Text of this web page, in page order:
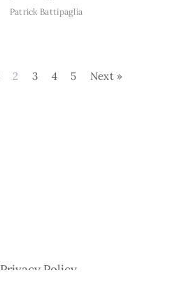
Patrick Battipaglia
2 3 4 5 Next »
Privacy Policy